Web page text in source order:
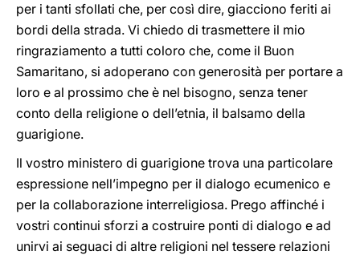
per i tanti sfollati che, per così dire, giacciono feriti ai
bordi della strada. Vi chiedo di trasmettere il mio
ringraziamento a tutti coloro che, come il Buon
Samaritano, si adoperano con generosità per portare a
loro e al prossimo che è nel bisogno, senza tener
conto della religione o dell’etnia, il balsamo della
guarigione.
Il vostro ministero di guarigione trova una particolare
espressione nell’impegno per il dialogo ecumenico e
per la collaborazione interreligiosa. Prego affinché i
vostri continui sforzi a costruire ponti di dialogo e ad
unirvi ai seguaci di altre religioni nel tessere relazioni